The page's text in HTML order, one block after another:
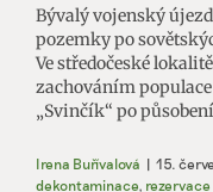
Bývalý vojenský
pozemky po
Ve středočeské
zachováním
„Svinčík“ po
Irena Buřívalová | 15.
dekontaminace,